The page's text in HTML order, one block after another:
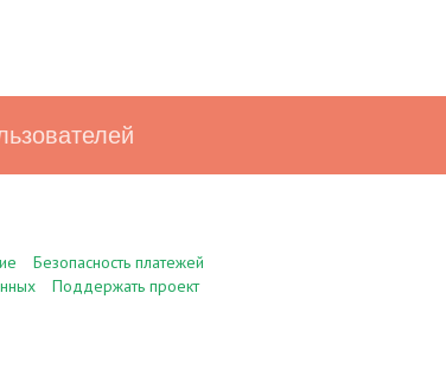
Безопасность платежей
Поддержать проект